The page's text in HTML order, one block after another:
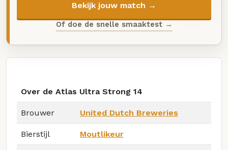
Bekijk jouw match →
Of doe de snelle smaaktest →
Over de Atlas Ultra Strong 14
Brouwer United Dutch Breweries
Bierstijl Moutlikeur